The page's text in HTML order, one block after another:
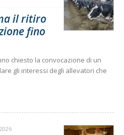
il ritiro
fino
chiesto la convocazione di un
gli interessi degli allevatori che